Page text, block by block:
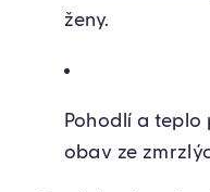
ženy.
Pohodlí a teplo
obav ze